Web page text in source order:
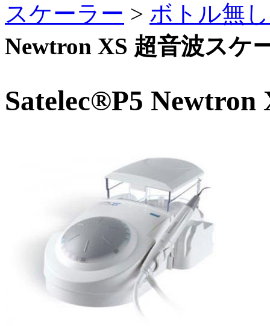
スケーラー > ボトル無
Newtron XS 超音波スケ
Satelec®P5